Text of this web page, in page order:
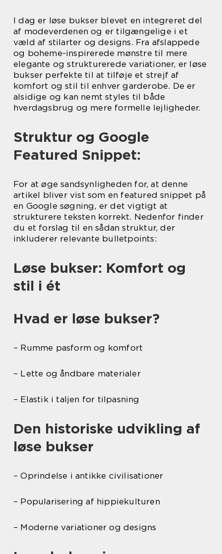
I dag er løse bukser blevet en integreret del
af modeverdenen og er tilgængelige i et
væld af stilarter og designs. Fra afslappede
og boheme-inspirerede mønstre til mere
elegante og strukturerede variationer, er løse
bukser perfekte til at tilføje et strejf af
komfort og stil til enhver garderobe. De er
alsidige og kan nemt styles til både
hverdagsbrug og mere formelle lejligheder.
Struktur og Google
Featured Snippet:
For at øge sandsynligheden for, at denne
artikel bliver vist som en featured snippet på
en Google søgning, er det vigtigt at
strukturere teksten korrekt. Nedenfor finder
du et forslag til en sådan struktur, der
inkluderer relevante bulletpoints:
Løse bukser: Komfort og
stil i ét
Hvad er løse bukser?
– Rumme pasform og komfort
– Lette og åndbare materialer
– Elastik i taljen for tilpasning
Den historiske udvikling af
løse bukser
– Oprindelse i antikke civilisationer
– Popularisering af hippiekulturen
– Moderne variationer og designs